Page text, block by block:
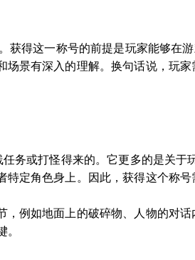
获得这一称号的前提是玩家能够在
景有深入的理解。换句话说，玩
务或打怪得来的。它更多的是关
定角色身上。因此，获得这个称号
例如地面上的破碎物、人物的对